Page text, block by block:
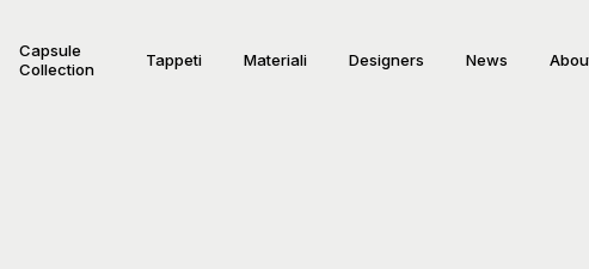
Capsule
Collection
Tappeti Materiali Designers News